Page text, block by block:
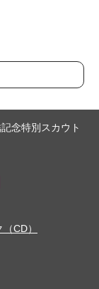
念特別スカウト
CD）